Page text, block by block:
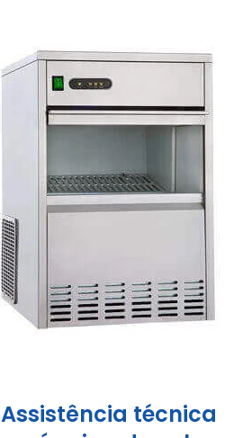
Assistência técnica